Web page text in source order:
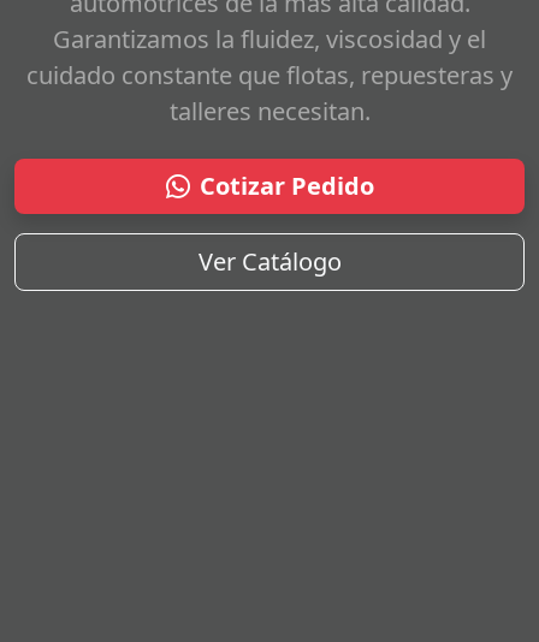
Garantizamos la fluidez, viscosidad y el
cuidado constante que flotas, repuesteras y
talleres necesitan.
Cotizar Pedido
Ver Catálogo